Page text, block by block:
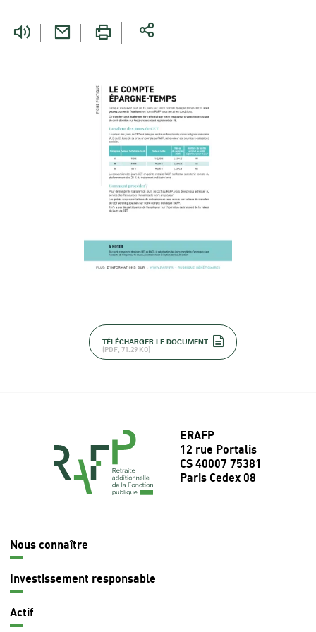
ici
TÉLÉCHARGER LE DOCUMENT
(PDF, 71.29 KO)
ERAFP
12 rue Portalis
CS 40007 75381
Paris Cedex 08
Navigation
principale
Nous connaître
Investissement responsable
Actif